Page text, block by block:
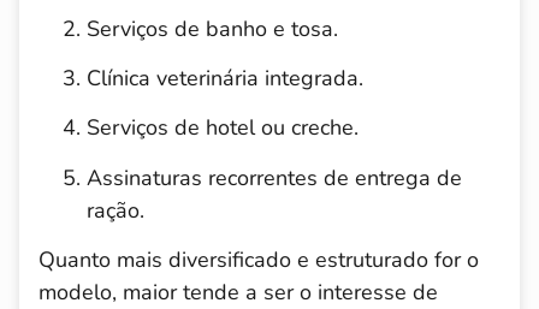
Serviços de banho e tosa.
Clínica veterinária integrada.
Serviços de hotel ou creche.
Assinaturas recorrentes de entrega de
ração.
Quanto mais diversificado e estruturado for o
modelo, maior tende a ser o interesse de